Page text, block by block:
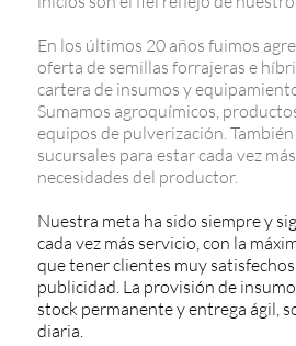
En los últimos 20 años fuimos
oferta de semillas forrajeras e
cartera de insumos y
Sumamos agroquímicos,
equipos de pulverización.
sucursales para estar cada vez
necesidades del productor.
Nuestra meta ha sido siempre y
cada vez más servicio, con la
que tener clientes muy
publicidad. La provisión de
stock permanente y entrega ágil,
diaria.